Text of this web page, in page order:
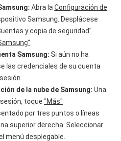
Abra laConfiguración de
Samsung. Desplácese
y copia de seguridad"
Samsung: Si aún no ha
las credenciales de su cuenta
de la nube de Samsung: Una
toque"Más"
por tres puntos o líneas
superior derecha. Seleccionar
menú desplegable.